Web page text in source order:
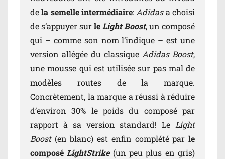
dela semelle intermédiaire: Adidasa choisi
de s’appuyer surle Light Boost, un composé
qui – comme son nom l’indique – est une
version allégée du classique Adidas Boost,
une mousse qui est utilisée sur pas mal de
modèles routes de la marque.
Concrètement, la marque a réussi à réduire
d’environ 30% le poids du composé par
rapport à sa version standard! Le Light
Boost(en blanc) est enfin complété par le
composé LightStrike (un peu plus en gris)